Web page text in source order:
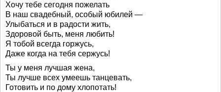
Хочу тебе сегодня пожелать
В наш свадебный, особый юбилей —
Улыбаться и в радости жить,
Здоровой быть, меня любить!
Я тобой всегда горжусь,
Даже когда на тебя сержусь!
Ты у меня лучшая жена,
Ты лучше всех умеешь танцевать,
Готовить и по дому хлопотать!